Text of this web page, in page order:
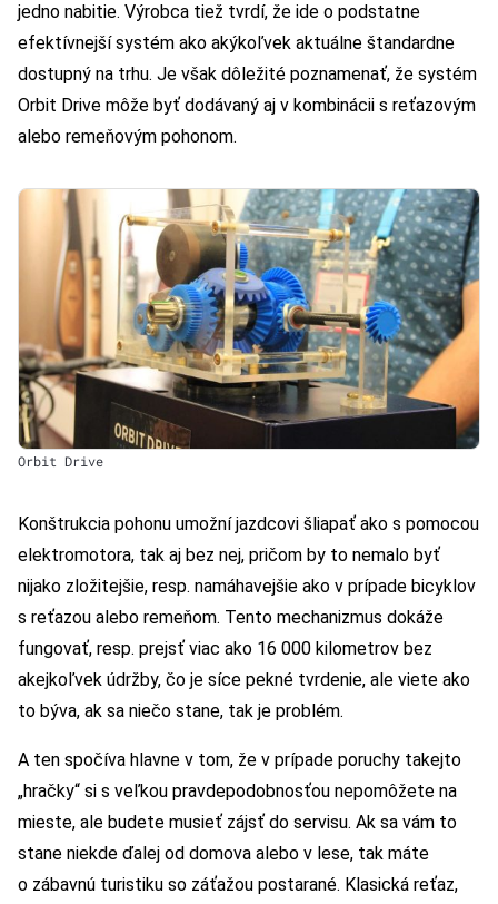
jedno nabitie. Výrobca tiež tvrdí, že ide o podstatne
efektívnejší systém ako akýkoľvek aktuálne štandardne
dostupný na trhu. Je však dôležité poznamenať, že systém
Orbit Drive môže byť dodávaný aj v kombinácii s reťazovým
alebo remeňovým pohonom.
Orbit Drive
Konštrukcia pohonu umožní jazdcovi šliapať ako s pomocou
elektromotora, tak aj bez nej, pričom by to nemalo byť
nijako zložitejšie, resp. namáhavejšie ako v prípade bicyklov
s reťazou alebo remeňom. Tento mechanizmus dokáže
fungovať, resp. prejsť viac ako 16 000 kilometrov bez
akejkoľvek údržby, čo je síce pekné tvrdenie, ale viete ako
to býva, ak sa niečo stane, tak je problém.
A ten spočíva hlavne v tom, že v prípade poruchy takejto
„hračky“ si s veľkou pravdepodobnosťou nepomôžete na
mieste, ale budete musieť zájsť do servisu. Ak sa vám to
stane niekde ďalej od domova alebo v lese, tak máte
o zábavnú turistiku so záťažou postarané. Klasická reťaz,